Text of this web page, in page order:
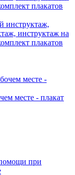
инструктаж,
инструктаж на
плакатов
месте - плакат